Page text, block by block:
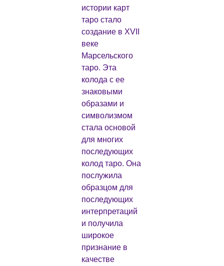
истории карт
таро стало
создание в XVII
веке
Марсельского
таро. Эта
колода с ее
знаковыми
образами и
символизмом
стала основой
для многих
последующих
колод таро. Она
послужила
образцом для
последующих
интерпретаций
и получила
широкое
признание в
качестве